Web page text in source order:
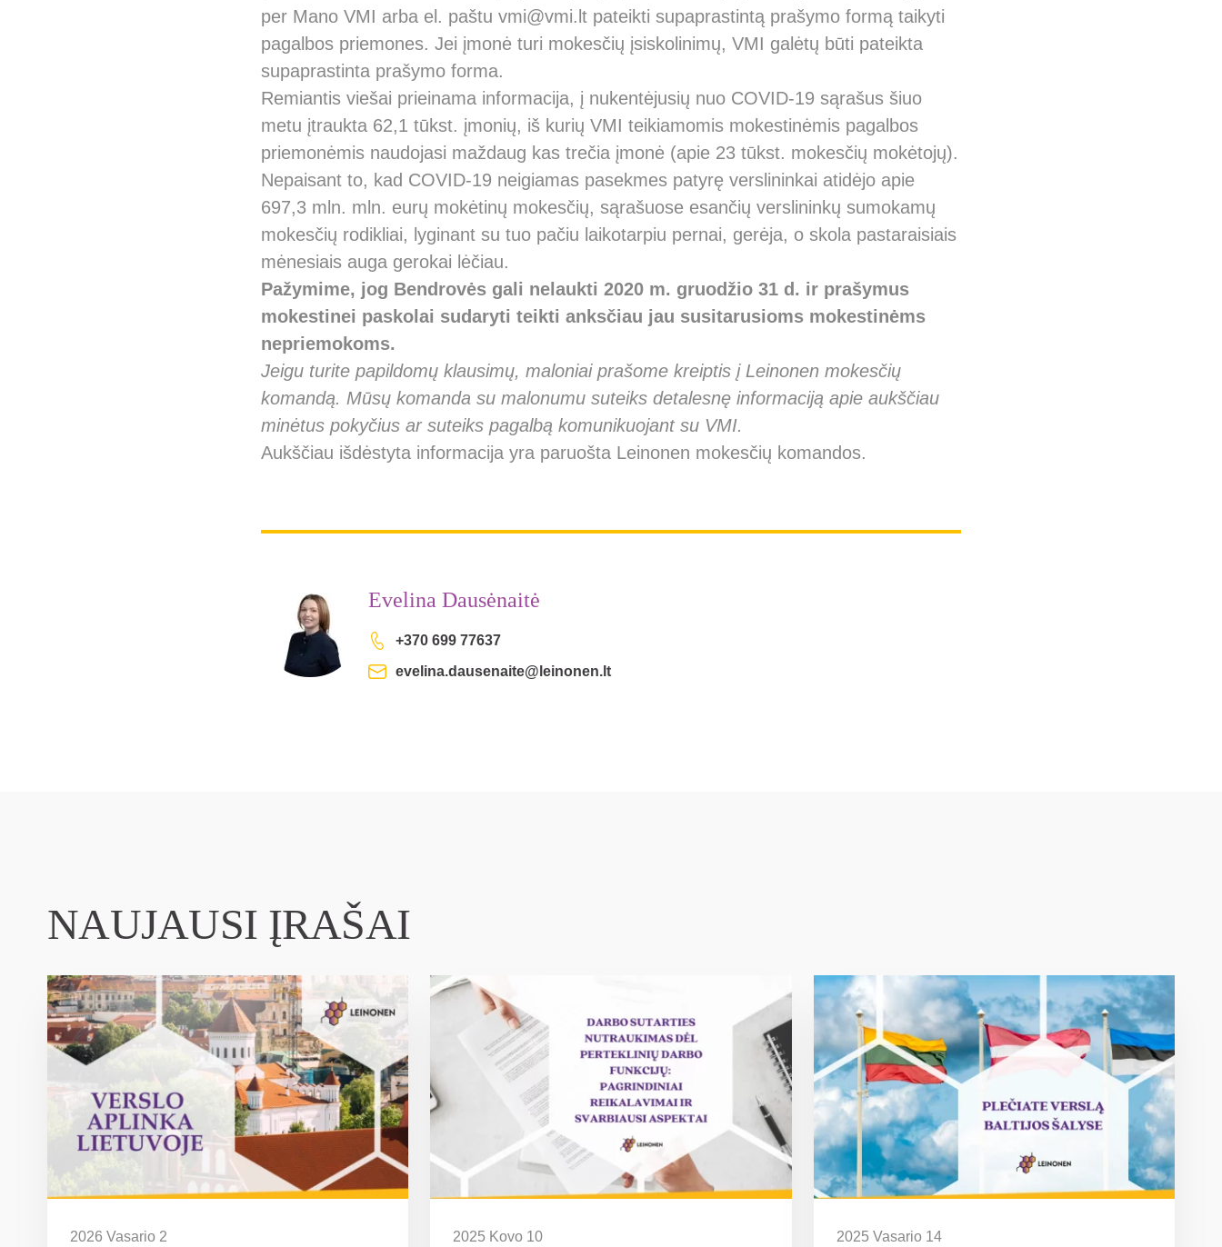
per Mano VMI arba el. paštu vmi@vmi.lt pateikti supaprastintą prašymo formą taikyti
pagalbos priemones. Jei įmonė turi mokesčių įsiskolinimų, VMI galėtų būti pateikta
supaprastinta prašymo forma.
Remiantis viešai prieinama informacija, į nukentėjusių nuo COVID-19 sąrašus šiuo
metu įtraukta 62,1 tūkst. įmonių, iš kurių VMI teikiamomis mokestinėmis pagalbos
priemonėmis naudojasi maždaug kas trečia įmonė (apie 23 tūkst. mokesčių mokėtojų).
Nepaisant to, kad COVID-19 neigiamas pasekmes patyrę verslininkai atidėjo apie
697,3 mln. mln. eurų mokėtinų mokesčių, sąrašuose esančių verslininkų sumokamų
mokesčių rodikliai, lyginant su tuo pačiu laikotarpiu pernai, gerėja, o skola pastaraisiais
mėnesiais auga gerokai lėčiau.
Pažymime, jog Bendrovės gali nelaukti 2020 m. gruodžio 31 d. ir prašymus
mokestinei paskolai sudaryti teikti anksčiau jau susitarusioms mokestinėms
nepriemokoms.
Jeigu turite papildomų klausimų, maloniai prašome kreiptis į Leinonen mokesčių
komandą. Mūsų komanda su malonumu suteiks detalesnę informaciją apie aukščiau
minėtus pokyčius ar suteiks pagalbą komunikuojant su VMI.
Aukščiau išdėstyta informacija yra paruošta Leinonen mokesčių komandos.
Evelina Dausėnaitė
+370 699 77637
evelina.dausenaite@leinonen.lt
NAUJAUSI ĮRAŠAI
2026 Vasario 2 2025 Kovo 10 2025 Vasario 14